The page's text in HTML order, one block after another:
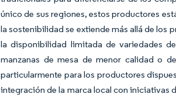
único de sus regiones, estos productores
la sostenibilidad se extiende más allá de los
la disponibilidad limitada de variedades
manzanas de mesa de menor calidad o
particularmente para los productores
integración de la marca local con iniciativas